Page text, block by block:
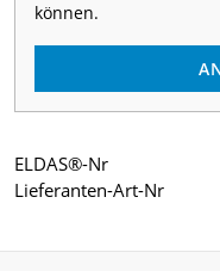
können.
ELDAS®-Nr
Lieferanten-Art-Nr